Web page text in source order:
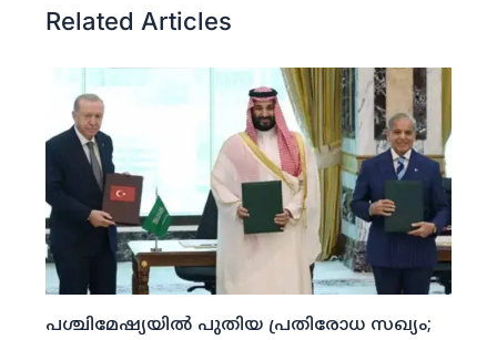
Related Articles
പശ്ചിമേഷ്യയില്‍ പുതിയ പ്രതിരോധ സഖ്യം;